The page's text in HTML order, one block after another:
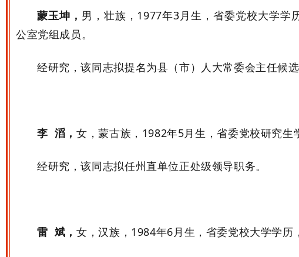
蒙玉坤， 男，壮族， 1977年3月生，省委党校大学学
公室党组成员。
经研究，该同志拟提名为县（市）人大常委会主任候
李 滔，女，蒙古族， 1982年5月生，省委党校研究生
经研究，该同志拟任州直单位正处级领导职务。
雷 斌 ，女 ，汉族 ， 1984年6月生，省委党校大学学历